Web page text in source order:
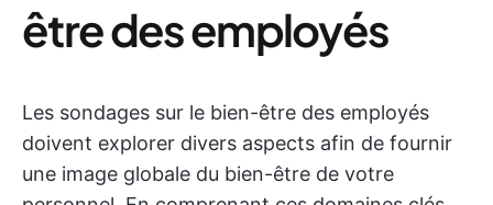
être des employés
Les sondages sur le bien-être des employés
doivent explorer divers aspects afin de fournir
une image globale du bien-être de votre